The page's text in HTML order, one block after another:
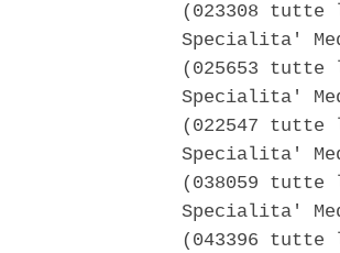
(023308 tutte
Specialita'
(025653 tutte
Specialita'
(022547 tutte
Specialita'
(038059 tutte
Specialita'
(043396 tutte